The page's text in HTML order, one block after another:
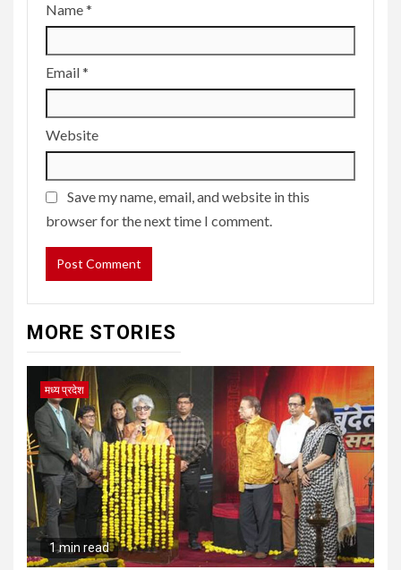
Name*
Email*
Website
Save my name, email, and website in this
browser for the next time I comment.
MORE STORIES
मध्य प्रदेश
1 min read